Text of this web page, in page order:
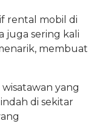
rental mobil di
juga sering kali
membuat
yang
di sekitar